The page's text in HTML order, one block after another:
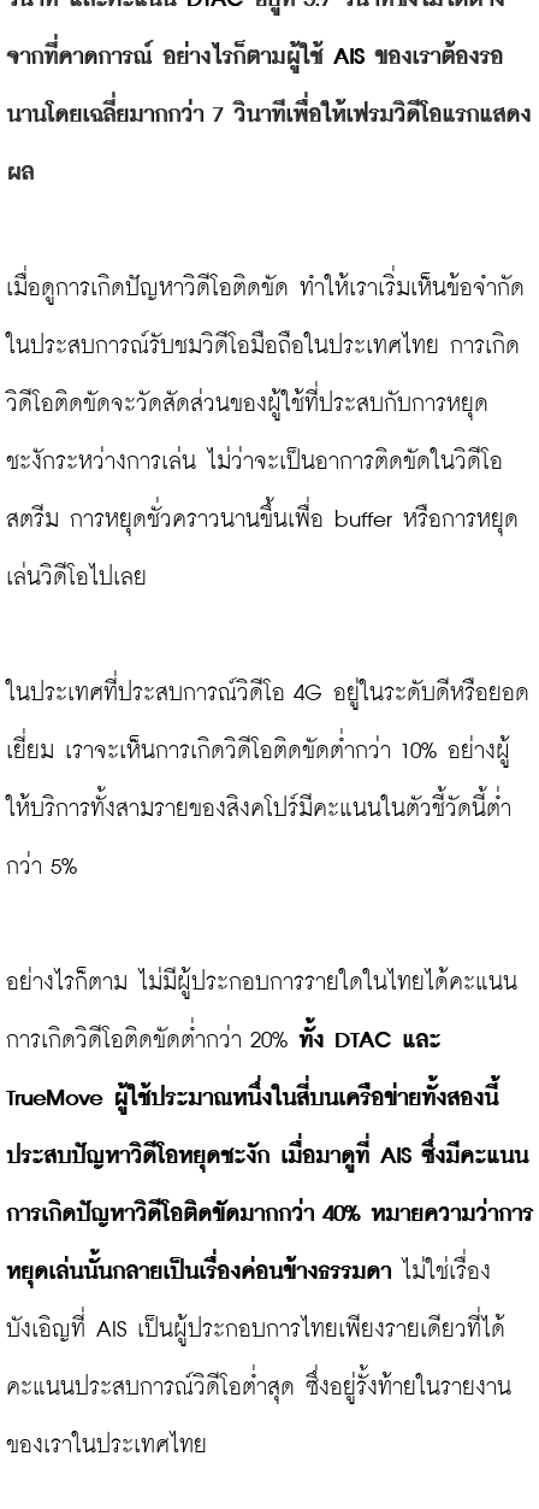
จากที่คาดการณ์ อย่างไรก็ตามผู้ใช้ AIS ของเราต้องรอ
นานโดยเฉลี่ยมากกว่า 7 วินาทีเพื่อให้เฟรมวิดีโอแรกแสดง
ผล
เมื่อดูการเกิดปัญหาวิดีโอติดขัด ทำให้เราเริ่มเห็นข้อจำกัด
ในประสบการณ์รับชมวิดีโอมือถือในประเทศไทย การเกิด
วิดีโอติดขัดจะวัดสัดส่วนของผู้ใช้ที่ประสบกับการหยุด
ชะงักระหว่างการเล่น ไม่ว่าจะเป็นอาการติดขัดในวิดีโอ
สตรีม การหยุดชั่วคราวนานขึ้นเพื่อ buffer หรือการหยุด
เล่นวิดีโอไปเลย
ในประเทศที่ประสบการณ์วิดีโอ 4G อยู่ในระดับดีหรือยอด
เยี่ยม เราจะเห็นการเกิดวิดีโอติดขัดต่ำกว่า 10% อย่างผู้
ให้บริการทั้งสามรายของสิงคโปร์มีคะแนนในตัวชี้วัดนี้ต่ำ
กว่า 5%
อย่างไรก็ตาม ไม่มีผู้ประกอบการรายใดในไทยได้คะแนน
การเกิดวิดีโอติดขัดต่ำกว่า 20% ทั้ง DTAC และ
TrueMove ผู้ใช้ประมาณหนึ่งในสี่บนเครือข่ายทั้งสองนี้
ประสบปัญหาวิดีโอหยุดชะงัก เมื่อมาดูที่ AIS ซึ่งมีคะแนน
การเกิดปัญหาวิดีโอติดขัดมากกว่า 40% หมายความว่าการ
หยุดเล่นนั้นกลายเป็นเรื่องค่อนข้างธรรมดา ไม่ใช่เรื่อง
บังเอิญที่ AIS เป็นผู้ประกอบการไทยเพียงรายเดียวที่ได้
คะแนนประสบการณ์วิดีโอต่ำสุด ซึ่งอยู่รั้งท้ายในรายงาน